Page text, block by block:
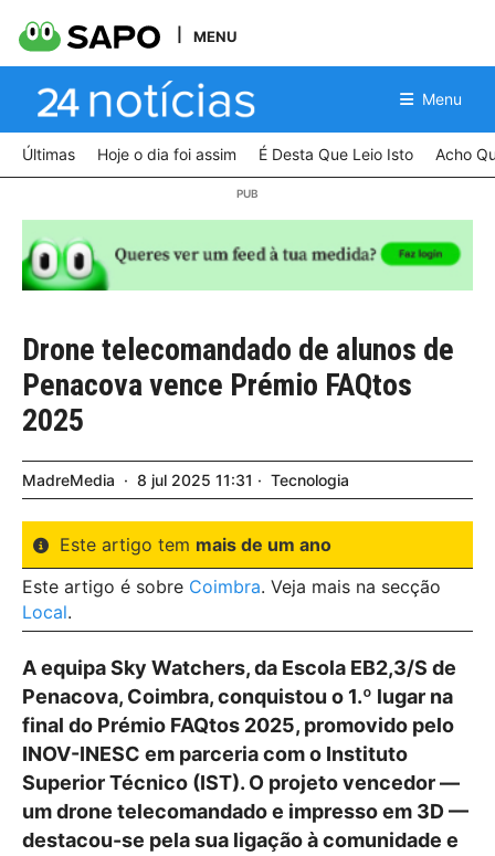
MENU
Menu
Últimas Hoje o dia foi assim É Desta Que Leio Isto Acho
Drone telecomandado de alunos de
Penacova vence Prémio FAQtos
2025
MadreMedia 8 jul 2025 11:31 Tecnologia
Este artigo tem mais de um ano
Este artigo é sobre Coimbra. Veja mais na secção
Local.
A equipa Sky Watchers, da Escola EB2,3/S de
Penacova, Coimbra, conquistou o 1.º lugar na
final do Prémio FAQtos 2025, promovido pelo
INOV-INESC em parceria com o Instituto
Superior Técnico (IST). O projeto vencedor —
um drone telecomandado e impresso em 3D —
destacou-se pela sua ligação à comunidade e